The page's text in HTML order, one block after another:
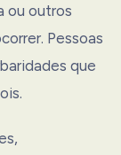
ou outros
Pessoas
que